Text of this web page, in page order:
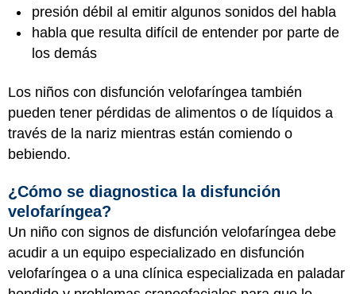
presión débil al emitir algunos sonidos del habla
habla que resulta difícil de entender por parte de
los demás
Los niños con disfunción velofaríngea también
pueden tener pérdidas de alimentos o de líquidos a
través de la nariz mientras están comiendo o
bebiendo.
¿Cómo se diagnostica la disfunción
velofaríngea?
Un niño con signos de disfunción velofaríngea debe
acudir a un equipo especializado en disfunción
velofaríngea o a una clínica especializada en paladar